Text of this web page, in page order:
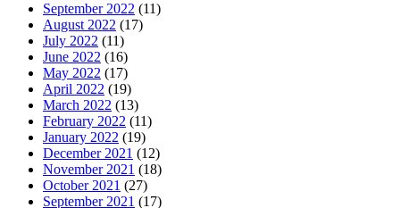
September 2022 (11)
August 2022 (17)
July 2022 (11)
June 2022 (16)
May 2022 (17)
April 2022 (19)
March 2022 (13)
February 2022 (11)
January 2022 (19)
December 2021 (12)
November 2021 (18)
October 2021 (27)
September 2021 (17)